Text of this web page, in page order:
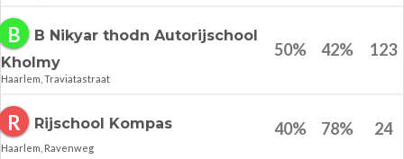
B
B Nikyar thodn Autorijschool
Kholmy
Haarlem, Traviatastraat
50% 42% 123
R Rijschool Kompas
Haarlem, Ravenweg
40% 78% 24